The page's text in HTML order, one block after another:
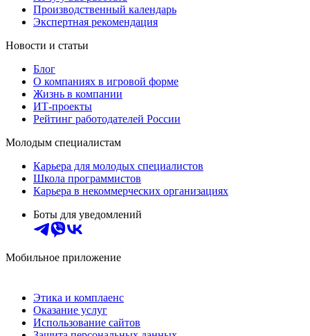
Производственный календарь
Экспертная рекомендация
Новости и статьи
Блог
О компаниях в игровой форме
Жизнь в компании
ИТ-проекты
Рейтинг работодателей России
Молодым специалистам
Карьера для молодых специалистов
Школа программистов
Карьера в некоммерческих организациях
Боты для уведомлений
Мобильное приложение
Этика и комплаенс
Оказание услуг
Использование сайтов